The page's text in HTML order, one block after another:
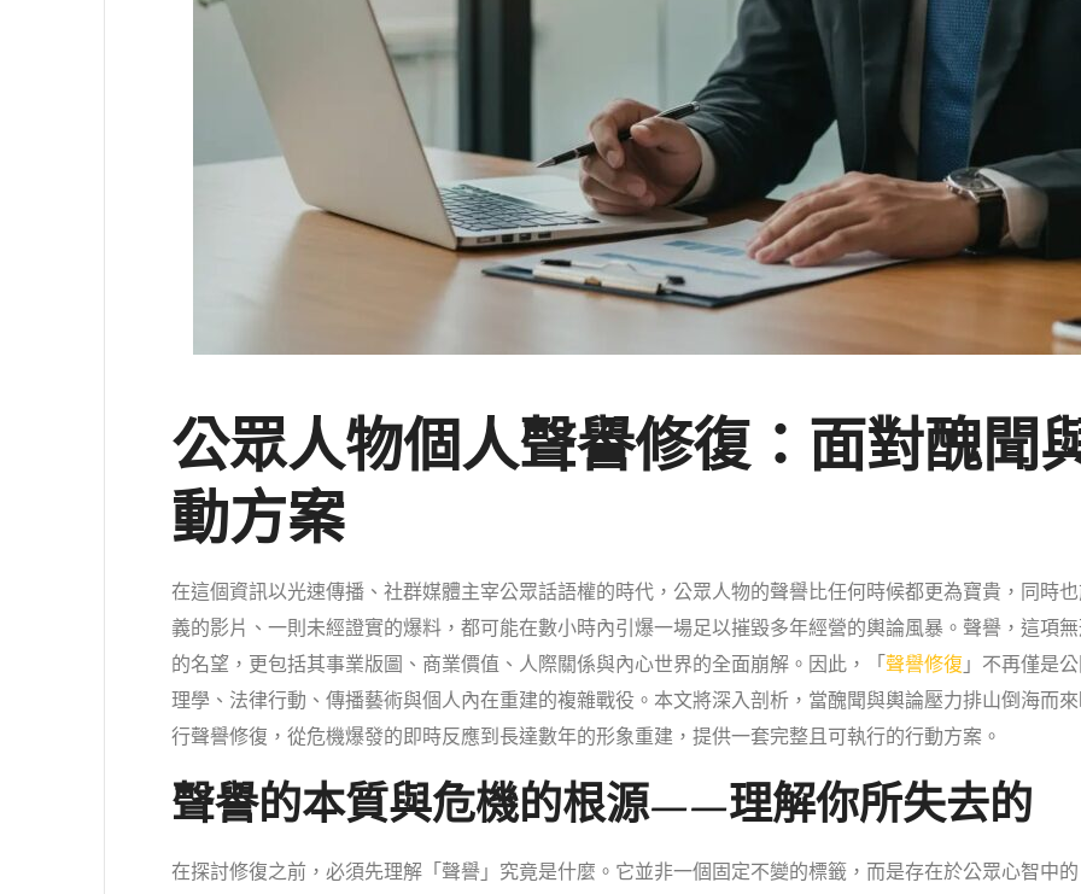
公眾人物個人聲譽修復：面對醜聞
動方案
在這個資訊以光速傳播、社群媒體主宰公眾話語權的時代，公眾人物的聲譽比任何時候都更為寶貴，同時
義的影片、一則未經證實的爆料，都可能在數小時內引爆一場足以摧毀多年經營的輿論風暴。聲譽，這項
的名望，更包括其事業版圖、商業價值、人際關係與內心世界的全面崩解。因此，「 聲譽修復」不再僅是
理學、法律行動、傳播藝術與個人內在重建的複雜戰役。本文將深入剖析，當醜聞與輿論壓力排山倒海而
行聲譽修復，從危機爆發的即時反應到長達數年的形象重建，提供一套完整且可執行的行動方案。
聲譽的本質與危機的根源——理解你所失去的
在探討修復之前，必須先理解「聲譽」究竟是什麼。它並非一個固定不變的標籤，而是存在於公眾心智中